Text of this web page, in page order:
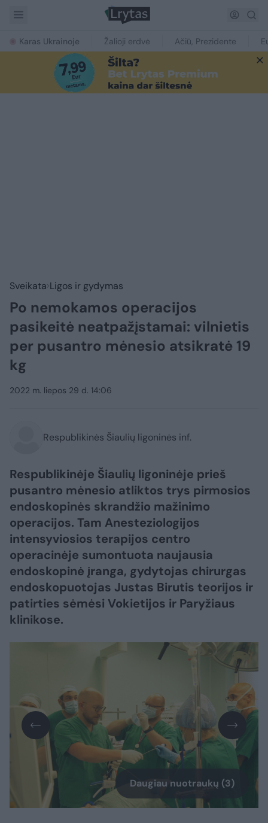
Karas Ukrainoje Žalioji erdvė Ačiū, Prezidente
Sveikata Ligos ir gydymas
Po nemokamos operacijos
pasikeitė neatpažįstamai: vilnietis
per pusantro mėnesio atsikratė 19
kg
2022 m. liepos 29 d. 14:06
Respublikinės Šiaulių ligoninės inf.
Respublikinėje Šiaulių ligoninėje prieš
pusantro mėnesio atliktos trys pirmosios
endoskopinės skrandžio mažinimo
operacijos. Tam Anesteziologijos
intensyviosios terapijos centro
operacinėje sumontuota naujausia
endoskopinė įranga, gydytojas chirurgas
endoskopuotojas Justas Birutis teorijos ir
patirties sėmėsi Vokietijos ir Paryžiaus
klinikose.
Daugiau nuotraukų (3)